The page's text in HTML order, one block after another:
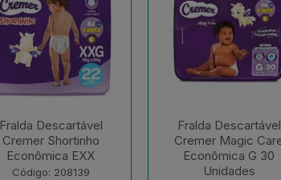
Fralda Descartável
Cremer Magic Care
Econômica G 30
Unidades
Fralda Descartável
Cremer Hiper G
Código: 177258